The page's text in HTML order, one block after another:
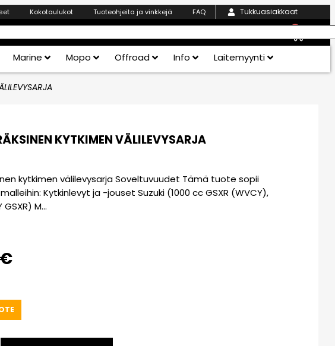
Kokotaulukot Tuoteohjeita ja vinkkejä FAQ Tukkuasiakkaat
0
Marine Mopo Offroad Info Laitemyynti
KYTKIMEN VÄLILEVYSARJA
kytkimen välilevysarja Soveltuvuudet Tämä tuote sopii
Kytkinlevyt ja -jouset Suzuki (1000 cc GSXR (WVCY),
GSXR) M…
€